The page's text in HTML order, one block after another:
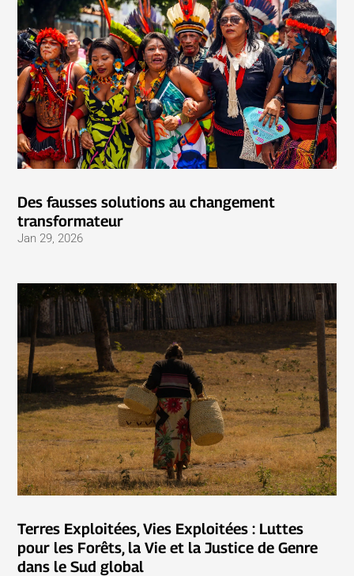
Des fausses solutions au changement
transformateur
Jan 29, 2026
Terres Exploitées, Vies Exploitées : Luttes
pour les Forêts, la Vie et la Justice de Genre
dans le Sud global